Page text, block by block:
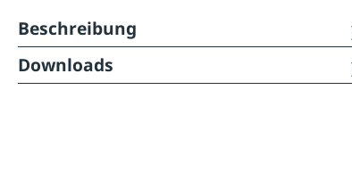
Beschreibung
Downloads